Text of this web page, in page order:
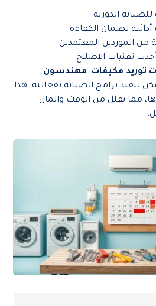
الدورية
لضمان الكفاءة
الموردين المعتمدين
تقنيات الإصلاح
توريد مكيفات، مهندسون
تنفيذ برامج الصيانة بفعالية. هذا
مما يقلل من الوقت والمال